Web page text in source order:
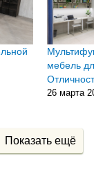
мебель
26 марта
Показать ещё